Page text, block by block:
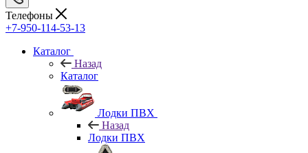
Телефоны
+7-950-114-53-13
Каталог
Назад
Каталог
Лодки ПВХ
Назад
Лодки ПВХ